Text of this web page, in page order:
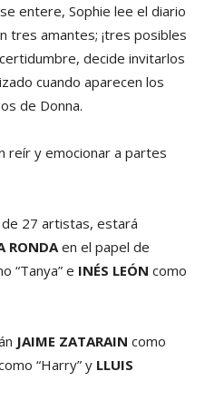
entere, Sophie lee el diario
tres amantes; ¡tres posibles
decide invitarlos
cuando aparecen los
de Donna.
reír y emocionar a partes
de 27 artistas, estará
RONDA en el papel de
“Tanya” e INÉS LEÓN como
JAIME ZATARAIN como
“Harry” y LLUIS